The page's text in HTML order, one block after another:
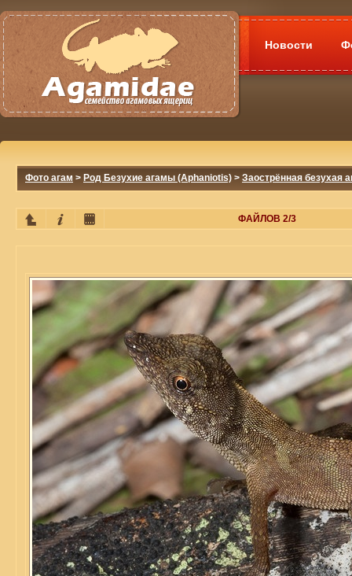
Новости
Фото агам > Род Безухие агамы (Aphaniotis) > Заострённая безухая
ФАЙЛОВ 2/3